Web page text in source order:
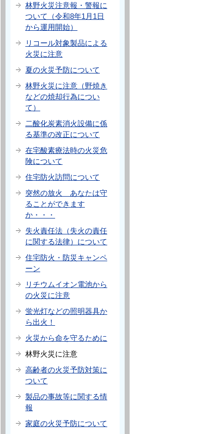
林野火災注意報・警報に
ついて（令和8年1月1日
から運用開始）
リコール対象製品による
火災に注意
夏の火災予防について
林野火災に注意（野焼き
などの焼却行為につい
て）
二酸化炭素消火設備に係
る基準の改正について
在宅酸素療法時の火災危
険について
住宅防火訪問について
突然の放火 あなたは守
ることができます
か・・・
失火責任法（失火の責任
に関する法律）について
住宅防火・防災キャンペ
ーン
リチウムイオン電池から
の火災に注意
蛍光灯などの照明器具か
ら出火！
火災から命を守るために
林野火災に注意
高齢者の火災予防対策に
ついて
製品の事故等に関する情
報
家庭の火災予防について